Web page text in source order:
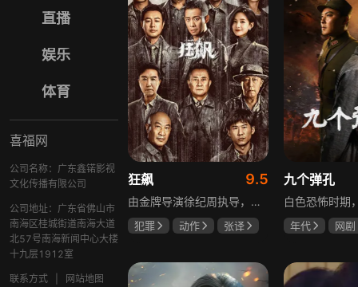
直播
娱乐
体育
喜福网
公司名称：广东鑫锘影视
文化传播有限公司
公司地址：广东省佛山市
南海区桂城街道南海大道
北57号南海新闻中心大楼
十九层1912室
联系方式
网站地图
狂飙 9.5
由金牌导演徐纪周执导，张译、张颂文、李一桐、张志坚、吴刚领衔主演，倪大红、韩童生、李建义特邀主演的中央政法委重点项目。一部扫黑除恶坚决斗争的回忆录，横跨20年的群像叙事全景式展现时代变迁下的黑白较量与复杂人性。
犯罪 动作
张译
九个弹孔
年代
网剧